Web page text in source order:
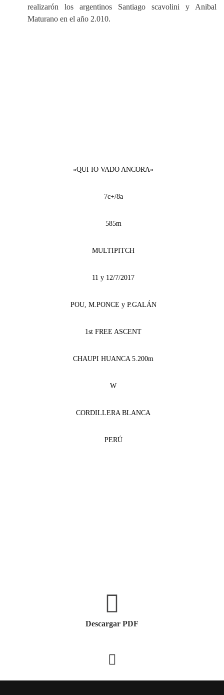
realizarón los argentinos Santiago scavolini y Anibal
Maturano en el año 2.010.
«QUI IO VADO ANCORA»
7c+/8a
585m
MULTIPITCH
11 y 12/7/2017
POU, M.PONCE y P.GALÁN
1st FREE ASCENT
CHAUPI HUANCA 5.200m
W
CORDILLERA BLANCA
PERÚ
Descargar PDF